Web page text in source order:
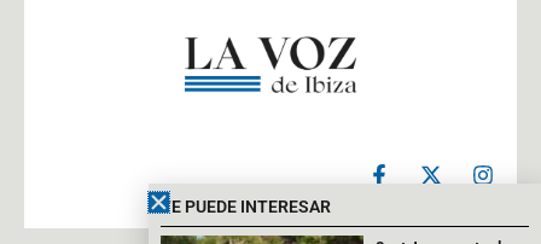
F
a
e
X
-
w
I
n
t
TE PUEDE INTERESAR